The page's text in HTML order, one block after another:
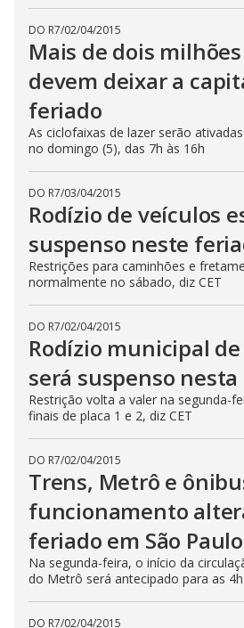
DO R7/02/04/2015
Mais de dois
devem deixar a
feriado
As ciclofaixas de lazer serão
no domingo (5), das 7h às 16h
DO R7/03/04/2015
Rodízio de veículos
suspenso neste
Restrições para caminhões e
normalmente no sábado, diz CET
DO R7/02/04/2015
Rodízio municipal
será suspenso
Restrição volta a valer na segunda-
finais de placa 1 e 2, diz CET
DO R7/02/04/2015
Trens, Metrô e
funcionamento
feriado em São Paulo
Na segunda-feira, o início da
do Metrô será antecipado para as 4h
DO R7/02/04/2015